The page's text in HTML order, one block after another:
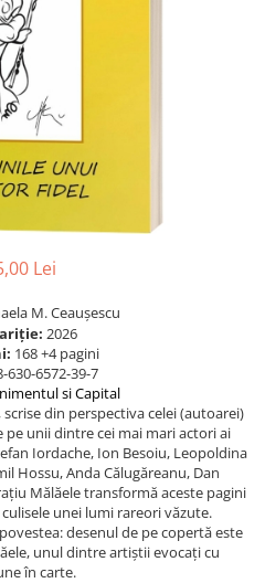
Lei
M. Ceaușescu
2026
168 +4 pagini
630-6572-39-7
si Capital
din perspectiva celei (autoarei)
pe unii dintre cei mai mari actori ai
Iordache, Ion Besoiu, Leopoldina
Hossu, Anda Călugăreanu, Dan
Mălăele transformă aceste pagini
unei lumi rareori văzute.
desenul de pe copertă este
unul dintre artiștii evocați cu
în carte.